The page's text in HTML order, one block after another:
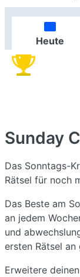
Heute
Sunday
Das Sonntags-
Rätsel für noch
Das Beste am
an jedem
und
ersten Rätsel an
Erweitere